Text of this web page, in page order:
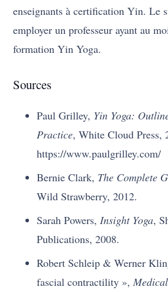
enseignants à certification Yin. Le
employer un professeur ayant au
formation Yin Yoga.
Sources
Paul Grilley, Yin Yoga:
Practice, White Cloud
https://www.paulgrilley.com/
Bernie Clark, The Complete
Wild Strawberry, 2012.
Sarah Powers,Insight Yoga,
Publications, 2008.
Robert Schleip & Werner
fascial contractility »,